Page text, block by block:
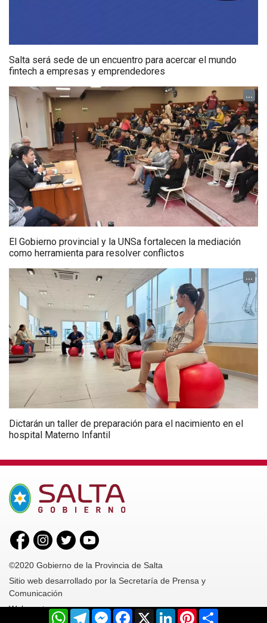
Salta será sede de un encuentro para acercar el mundo
fintech a empresas y emprendedores
...
El Gobierno provincial y la UNSa fortalecen la mediación
como herramienta para resolver conflictos
...
Dictarán un taller de preparación para el nacimiento en el
hospital Materno Infantil
©2020 Gobierno de la Provincia de Salta
Sitio web desarrollado por la Secretaría de Prensa y
Comunicación
Webmaster
WhatsAppTelegramMessenger
Facebook
X LinkedInPinterest